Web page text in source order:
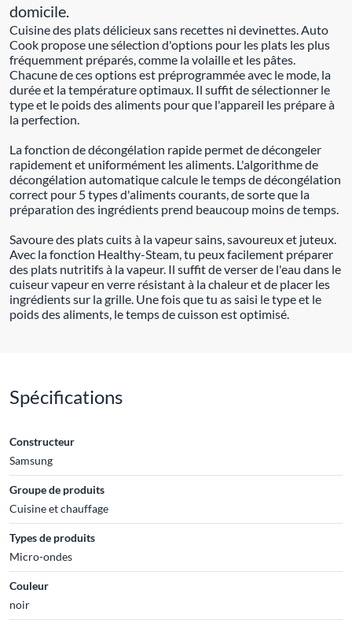
domicile.
Cuisine des plats délicieux sans recettes ni devinettes. Auto
Cook propose une sélection d'options pour les plats les plus
fréquemment préparés, comme la volaille et les pâtes.
Chacune de ces options est préprogrammée avec le mode, la
durée et la température optimaux. Il suffit de sélectionner le
type et le poids des aliments pour que l'appareil les prépare à
la perfection.
La fonction de décongélation rapide permet de décongeler
rapidement et uniformément les aliments. L'algorithme de
décongélation automatique calcule le temps de décongélation
correct pour 5 types d'aliments courants, de sorte que la
préparation des ingrédients prend beaucoup moins de temps.
Savoure des plats cuits à la vapeur sains, savoureux et juteux.
Avec la fonction Healthy-Steam, tu peux facilement préparer
des plats nutritifs à la vapeur. Il suffit de verser de l'eau dans le
cuiseur vapeur en verre résistant à la chaleur et de placer les
ingrédients sur la grille. Une fois que tu as saisi le type et le
poids des aliments, le temps de cuisson est optimisé.
Spécifications
Constructeur
Samsung
Groupe de produits
Cuisine et chauffage
Types de produits
Micro-ondes
Couleur
noir